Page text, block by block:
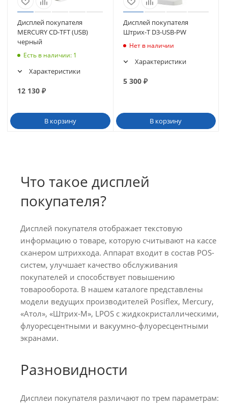
Дисплей покупателя
MERCURY CD-TFT (USB)
черный
Есть в наличии: 1
Характеристики
12 130 ₽
В корзину
Дисплей покупателя
Штрих-T D3-USB-PW
Нет в наличии
Характеристики
5 300₽
В корзину
Что такое дисплей
покупателя?
Дисплей покупателя отображает текстовую
информацию о товаре, которую считывают на кассе
сканером штрихкода. Аппарат входит в состав POS-
систем, улучшает качество обслуживания
покупателей и способствует повышению
товарооборота. В нашем каталоге представлены
модели ведущих производителей Posiflex, Mercury,
«Атол», «Штрих-М», LPOS с жидкокристаллическими,
флуоресцентными и вакуумно-флуоресцентными
экранами.
Разновидности
Дисплеи покупателя различают по трем параметрам: